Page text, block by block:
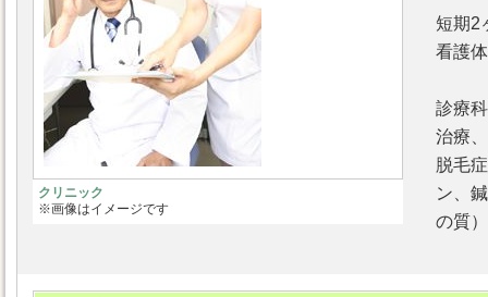
クリニック
※画像はイメージです
短期2
看護
診療
治療
脱毛
ン、
の質